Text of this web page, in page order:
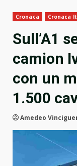
Cronaca Cronaca
Sull’A1
camion
con un
1.500
Amedeo